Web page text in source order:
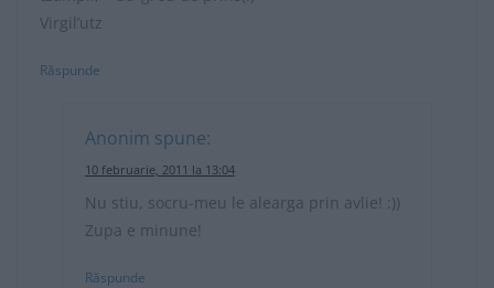
Virgil’utz
Răspunde
Anonim spune:
10 februarie, 2011 la 13:04
Nu stiu, socru-meu le alearga prin avlie! :))
Zupa e minune!
Răspunde